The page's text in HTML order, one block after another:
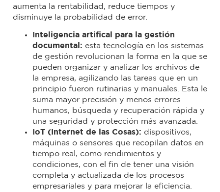
aumenta la rentabilidad, reduce tiempos y
disminuye la probabilidad de error.
Inteligencia artifical para la gestión
documental: esta tecnología en los sistemas
de gestión revolucionan la forma en la que se
pueden organizar y analizar los archivos de
la empresa, agilizando las tareas que en un
principio fueron rutinarias y manuales. Esta le
suma mayor precisión y menos errores
humanos, búsqueda y recuperación rápida y
una seguridad y protección más avanzada.
IoT (Internet de las Cosas): dispositivos,
máquinas o sensores que recopilan datos en
tiempo real, como rendimientos y
condiciones, con el fin de tener una visión
completa y actualizada de los procesos
empresariales y para mejorar la eficiencia.